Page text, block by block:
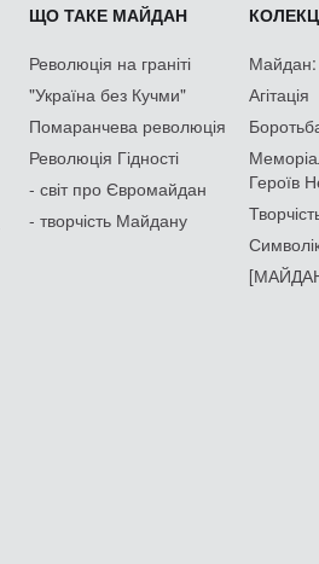
ЩО ТАКЕ МАЙДАН
Революція на граніті
"Україна без Кучми"
Помаранчева революція
Революція Гідності
- світ про Євромайдан
- творчість Майдану
Майдан:
Агітація
Героїв